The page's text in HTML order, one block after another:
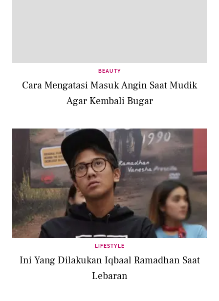
BEAUTY
Cara Mengatasi Masuk Angin Saat Mudik
Agar Kembali Bugar
LIFESTYLE
Ini Yang Dilakukan Iqbaal Ramadhan Saat
Lebaran